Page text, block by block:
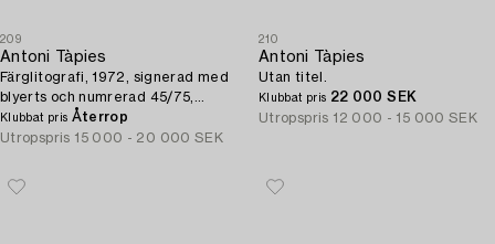
209
Antoni Tàpies
Färglitografi, 1972, signerad med
blyerts och numrerad 45/75,
utgiven av Maeght, Paris.
Klubbat pris Återrop
Utropspris 15 000 - 20 000 SEK
210
Antoni Tàpies
Utan titel.
Klubbat pris 22 000 SEK
Utropspris 12 000 - 15 000 SEK